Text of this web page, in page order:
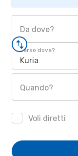
Da dove?
Verso dove?
Kuria
Quando?
Voli diretti